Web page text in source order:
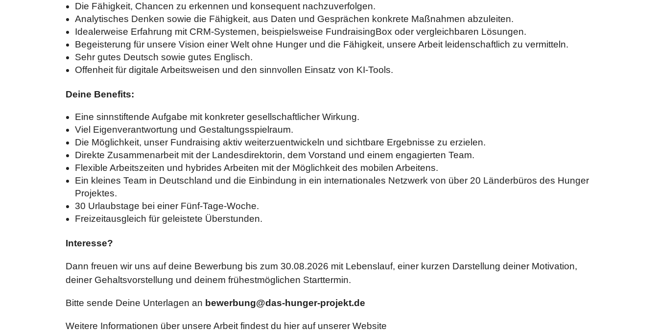
Die Fähigkeit, Chancen zu erkennen und konsequent nachzuverfolgen.
Analytisches Denken sowie die Fähigkeit, aus Daten und Gesprächen konkrete Maßnahmen abzuleiten.
Idealerweise Erfahrung mit CRM-Systemen, beispielsweise FundraisingBox oder vergleichbaren Lösungen.
Begeisterung für unsere Vision einer Welt ohne Hunger und die Fähigkeit, unsere Arbeit leidenschaftlich zu vermitteln.
Sehr gutes Deutsch sowie gutes Englisch.
Offenheit für digitale Arbeitsweisen und den sinnvollen Einsatz von KI-Tools.
Deine Benefits:
Eine sinnstiftende Aufgabe mit konkreter gesellschaftlicher Wirkung.
Viel Eigenverantwortung und Gestaltungsspielraum.
Die Möglichkeit, unser Fundraising aktiv weiterzuentwickeln und sichtbare Ergebnisse zu erzielen.
Direkte Zusammenarbeit mit der Landesdirektorin, dem Vorstand und einem engagierten Team.
Flexible Arbeitszeiten und hybrides Arbeiten mit der Möglichkeit des mobilen Arbeitens.
Ein kleines Team in Deutschland und die Einbindung in ein internationales Netzwerk von über 20 Länderbüros des Hunger
Projektes.
30 Urlaubstage bei einer Fünf-Tage-Woche.
Freizeitausgleich für geleistete Überstunden.
Interesse?
Dann freuen wir uns auf deine Bewerbung bis zum 30.08.2026 mit Lebenslauf, einer kurzen Darstellung deiner Motivation,
deiner Gehaltsvorstellung und deinem frühestmöglichen Starttermin.
Bitte sende Deine Unterlagen an bewerbung@das-hunger-projekt.de
Weitere Informationen über unsere Arbeit findest du hier auf unserer Website